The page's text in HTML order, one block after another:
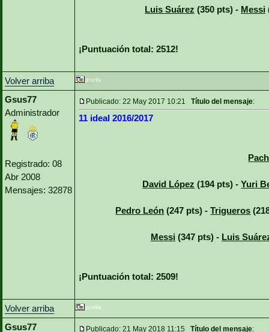
Luis Suárez (350 pts) - Messi
¡Puntuación total: 2512!
Volver arriba
Gsus77
Administrador
Registrado: 08
Abr 2008
Mensajes: 32878
Publicado: 22 May 2017 10:21 Título del mensaje:
11 ideal 2016/2017
David López (194 pts) -Yuri
Pedro León (247 pts) -Trigueros
Messi (347 pts) - Luis
¡Puntuación total: 2509!
Volver arriba
Gsus77
Publicado: 21 May 2018 11:15 Título del mensaje: